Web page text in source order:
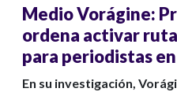
Medio Vorágine:
ordena activar
para periodistas
En su investigación,